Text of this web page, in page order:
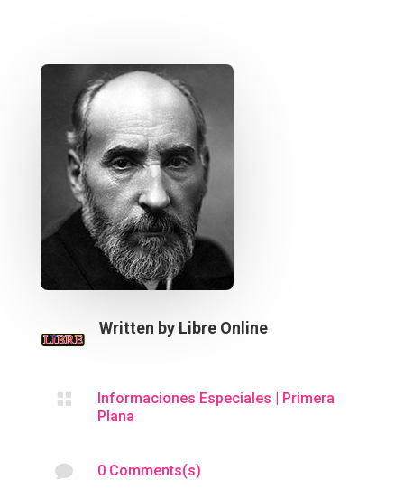
Written by Libre Online
 Informaciones Especiales | Primera
Plana
 0 Comments(s)